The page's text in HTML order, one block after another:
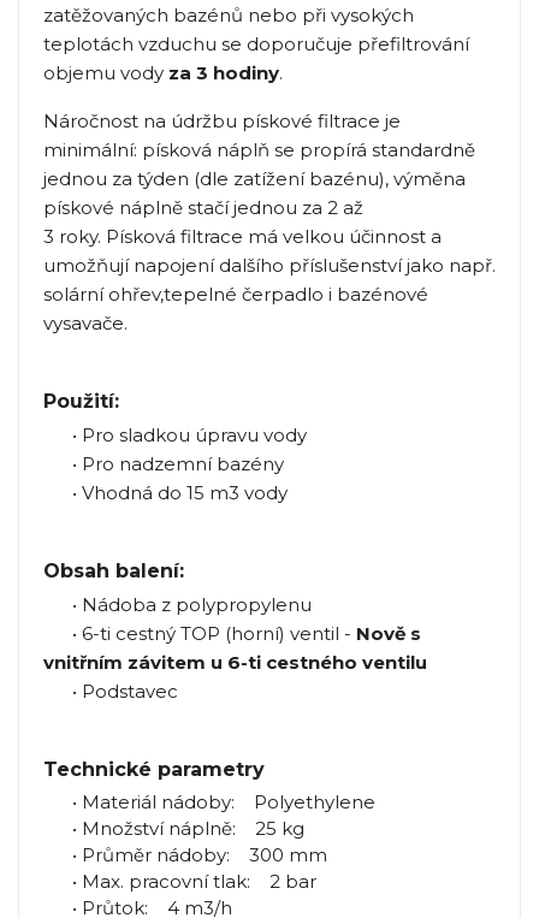
zatěžovaných bazénů nebo při vysokých
teplotách vzduchu se doporučuje přefiltrování
objemu vody za 3 hodiny.
Náročnost na údržbu pískové filtrace je
minimální: písková náplň se propírá standardně
jednou za týden (dle zatížení bazénu), výměna
pískové náplně stačí jednou za 2 až
3 roky. Písková filtrace má velkou účinnost a
umožňují napojení dalšího příslušenství jako např.
solární ohřev,tepelné čerpadlo i bazénové
vysavače.
Použití:
• Pro sladkou úpravu vody
• Pro nadzemní bazény
• Vhodná do 15 m3 vody
Obsah balení:
• Nádoba z polypropylenu
• 6-ti cestný TOP (horní) ventil - Nově s
vnitřním závitem u 6-ti cestného ventilu
• Podstavec
Technické parametry
• Materiál nádoby: Polyethylene
• Množství náplně: 25 kg
• Průměr nádoby: 300 mm
• Max. pracovní tlak: 2 bar
• Průtok: 4 m3/h